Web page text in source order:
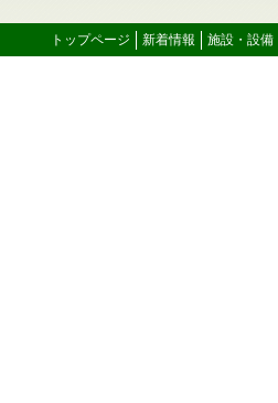
トップページ 新着情報 施設・設備